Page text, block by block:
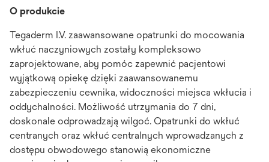
O produkcie
Tegaderm I.V. zaawansowane opatrunki do mocowania
wkłuć naczyniowych zostały kompleksowo
zaprojektowane, aby pomóc zapewnić pacjentowi
wyjątkową opiekę dzięki zaawansowanemu
zabezpieczeniu cewnika, widoczności miejsca wkłucia i
oddychalności. Możliwość utrzymania do 7 dni,
doskonale odprowadzają wilgoć. Opatrunki do wkłuć
centranych oraz wkłuć centralnych wprowadzanych z
dostępu obwodowego stanowią ekonomiczne